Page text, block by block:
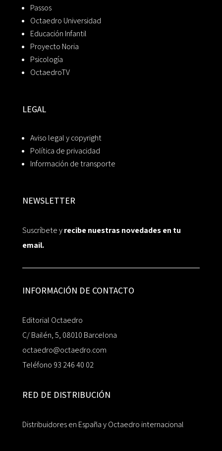
Passos
Octaedro Universidad
Educación Infantil
Proyecto Noria
Psicología
OctaedroTV
LEGAL
Aviso legal y copyright
Política de privacidad
Información de transporte
NEWSLETTER
Suscríbete yrecibe nuestras novedades en tu
email.
INFORMACIÓN DE CONTACTO
Editorial Octaedro
C/ Bailén, 5, 08010 Barcelona
octaedro@octaedro.com
Teléfono 93 246 40 02
RED DE DISTRIBUCIÓN
Distribuidores en España y Octaedro internacional